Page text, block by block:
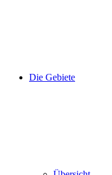
Die Gebiete